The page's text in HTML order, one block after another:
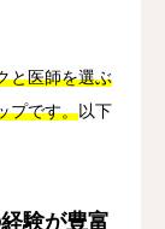
と医師を選ぶ
プです。以下
験が豊富